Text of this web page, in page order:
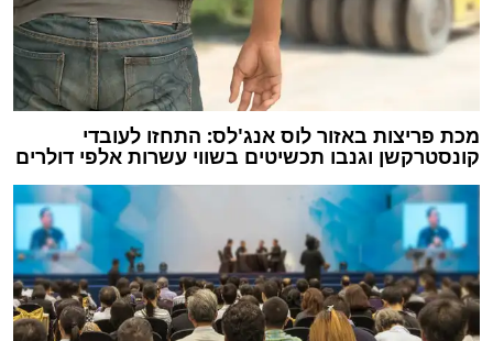
מכת פריצות באזור לוס אנג'לס: התחזו לעובדי
קונסטרקשן וגנבו תכשיטים בשווי עשרות אלפי דולרים